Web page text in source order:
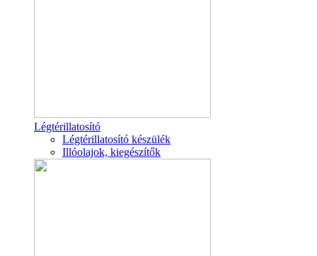
Légtérillatosító
Légtérillatosító készülék
Illóolajok, kiegészítők